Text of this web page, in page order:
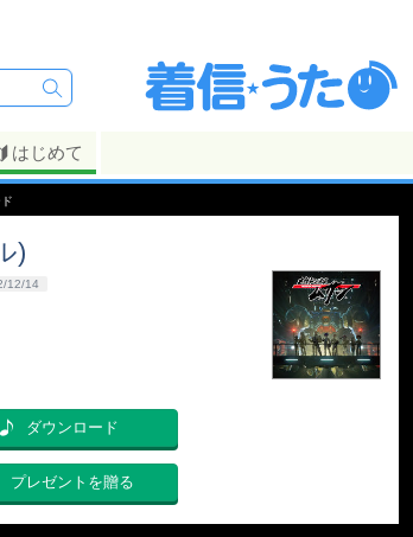
はじめて
)
12/14
ダウンロード
プレゼントを贈る